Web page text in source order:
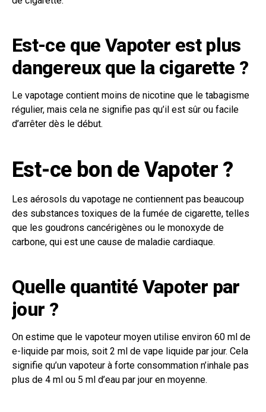
Est-ce que Vapoter est plus
dangereux que la cigarette ?
Le vapotage contient moins de nicotine que le tabagisme
régulier, mais cela ne signifie pas qu’il est sûr ou facile
d’arrêter dès le début.
Est-ce bon de Vapoter ?
Les aérosols du vapotage ne contiennent pas beaucoup
des substances toxiques de la fumée de cigarette, telles
que les goudrons cancérigènes ou le monoxyde de
carbone, qui est une cause de maladie cardiaque.
Quelle quantité Vapoter par
jour ?
On estime que le vapoteur moyen utilise environ 60 ml de
e-liquide par mois, soit 2 ml de vape liquide par jour. Cela
signifie qu’un vapoteur à forte consommation n’inhale pas
plus de 4 ml ou 5 ml d’eau par jour en moyenne.